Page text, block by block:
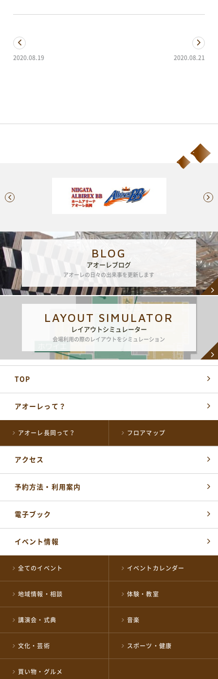
2020.08.19 2020.08.21
BLOG
アオーレブログ
アオーレの日々の出来事を更新します
LAYOUT SIMULATOR
レイアウトシミュレーター
会場利用の際のレイアウトをシミュレーション
TOP
アオーレって？
アオーレ長岡って？ フロアマップ
アクセス
予約方法・利用案内
電子ブック
イベント情報
全てのイベント イベントカレンダー
地域情報・相談 体験・教室
講演会・式典 音楽
文化・芸術 スポーツ・健康
買い物・グルメ
各届出・証明書発行など
長岡市役所総合窓口
TEL 0258-35-1122
土・祝 午前9時～午後5時
NPO 法人ながおか未来創造ネットワーク
TEL 0258-39-2500
開館時間：